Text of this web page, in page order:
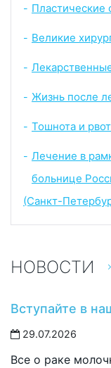
- Пластические
- Великие
-
- Жизнь после
- Тошнота и
- Лечение в
больнице
(Санкт-
НОВОСТИ
Вступайте в
29.07.2026
Все о раке